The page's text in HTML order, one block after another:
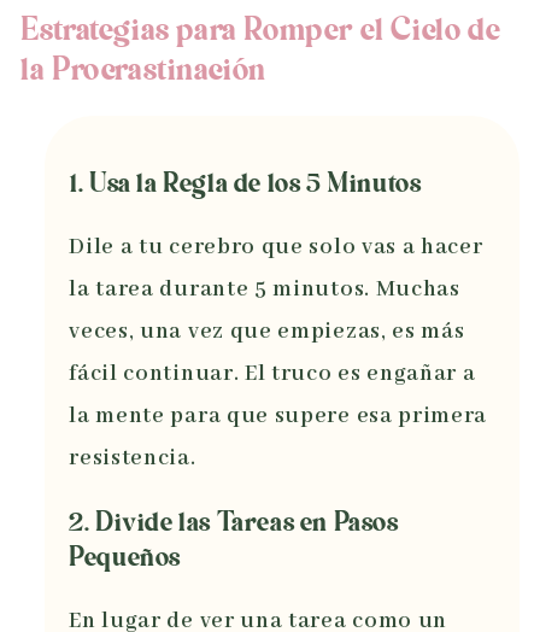
Estrategias para Romper el Ciclo de
la Procrastinación
1. Usa la Regla de los 5 Minutos
Dile a tu cerebro que solo vas a hacer
la tarea durante 5 minutos. Muchas
veces, una vez que empiezas, es más
fácil continuar. El truco es engañar a
la mente para que supere esa primera
resistencia.
2. Divide las Tareas en Pasos
Pequeños
En lugar de ver una tarea como un